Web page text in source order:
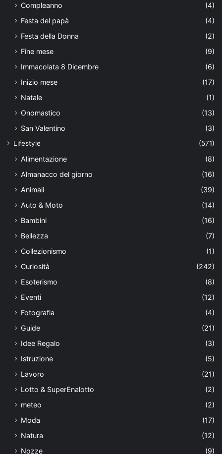
Compleanno
(4)
Festa del papà
(4)
Festa della Donna
(2)
Fine mese
(9)
Immacolata 8 Dicembre
(6)
Inizio mese
(17)
Natale
(1)
Onomastico
(13)
San Valentino
(3)
Lifestyle (571)
Alimentazione
(8)
Almanacco del giorno
(16)
Animali
(39)
Auto & Moto
(14)
Bambini
(16)
Bellezza
(7)
Collezionismo
(1)
Curiosità
(242)
Esoterismo
(8)
Eventi
(12)
Fotografia
(4)
Guide
(21)
Idee Regalo
(3)
Istruzione
(5)
Lavoro
(21)
Lotto & SuperEnalotto
(2)
meteo
(2)
Moda
(17)
Natura
(12)
Nozze
(9)